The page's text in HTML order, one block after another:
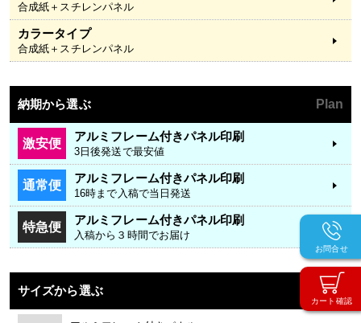
カート確認
お問合せ
合成紙＋スチレンパネル
カラータイプ
合成紙＋スチレンパネル
納期から選ぶ Plan
激安便 アルミフレーム付きパネル印刷
3日後発送で最安値
通常便 アルミフレーム付きパネル印刷
16時まで入稿で当日発送
特急便 アルミフレーム付きパネル印刷
入稿から３時間でお届け
サイズから選ぶ Size